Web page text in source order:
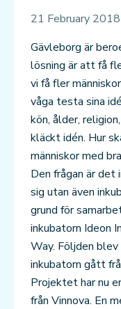
21 February 2018
Gävleborg är
lösning är att få
vi få fler
våga testa sina
kön, ålder,
kläckt idén. Hur
människor med
Den frågan är
sig utan även
grund för
inkubatorn Ideon
Way. Följden
inkubatorn gått
Projektet har nu
från Vinnova. En